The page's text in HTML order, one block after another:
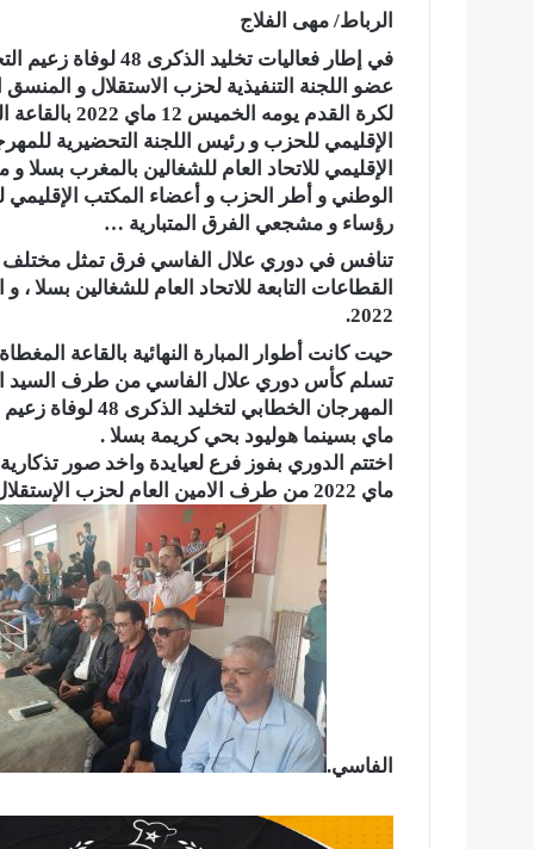
الرباط/ مهى الفلاج
في إطار فعاليات
عضو اللجنة التنفيذية لحزب الاستقلال و
لكرة القدم
الإقليمي للحزب و رئيس اللجنة التحضيرية
الإقليمي للاتحاد العام للشغالين بالمغرب
الوطني و أطر الحزب و أعضاء المكتب الإقليمي
رؤساء و مشجعي الفرق المتبارية …
تنافس في دوري علال الفاسي فرق تمثل مختلف
2022.
حيت كانت أطوار المبارة النهائية بالقاعة
تسلم كأس دوري علال الفاسي من طرف السيد
ماي بسينما هوليود بحي كريمة بسلا .
ماي 2022 من طرف الامين العام لحزب
الفاسي.